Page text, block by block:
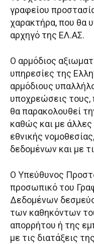
γραφείου
χαρακτήρα, που θα
αρχηγό της ΕΛ.ΑΣ.
Ο αρμόδιος
υπηρεσίες της
αρμόδιους
υποχρεώσεις τους,
θα παρακολουθεί
καθώς και με άλλες
εθνικής
δεδομένων και με
Ο Υπεύθυνος
προσωπικό του
Δεδομένων
των καθηκόντων
απορρήτου ή της
με τις διατάξεις